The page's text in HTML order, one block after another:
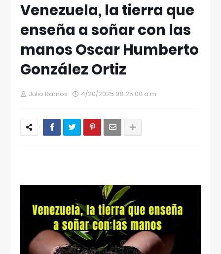
Venezuela, la tierra que
enseña a soñar con las
manos Oscar Humberto
González Ortiz
Julio Ramos 4/20/2025 08:25:00 a.m.